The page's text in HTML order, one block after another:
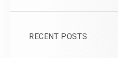
RECENT POSTS